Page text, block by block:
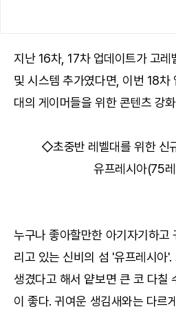
지난 16차, 17차 업데이트가 고레
및 시스템 추가였다면, 이번 18차
대의 게이머들을 위한 콘텐츠 강
◇초중반 레벨대를 위한 신
유프레시아(75
누구나 좋아할만한 아기자기하고
리고 있는 신비의 섬 '유프레시아'.
생겼다고 해서 얕보면 큰 코 다칠
이 좋다. 귀여운 생김새와는 다르